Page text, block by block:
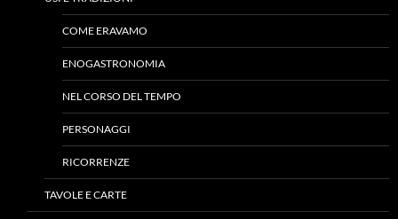
COME ERAVAMO
ENOGASTRONOMIA
NEL CORSO DEL TEMPO
PERSONAGGI
RICORRENZE
TAVOLE E CARTE